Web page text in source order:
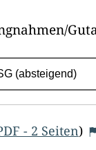
- 2 Seiten)